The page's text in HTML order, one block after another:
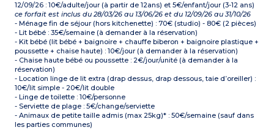
12/09/26 : 10€/adulte/jour (à partir de 12ans) et 5€/enfant/jour (3-12 ans)
ce forfait est inclus du 28/03/26 au 13/06/26 et du 12/09/26 au 31/10/26
- Ménage fin de séjour (hors kitchenette) : 70€ (studio) - 80€ (2 pièces)
- Lit bébé : 35€/semaine (à demander à la réservation)
- Kit bébé (lit bébé + baignoire + chauffe biberon + baignoire plastique +
poussette + chaise haute) : 10€/jour (à demander à la réservation)
- Chaise haute bébé ou poussette : 2€/jour/unité (à demander à la
réservation)
- Location linge de lit extra (drap dessus, drap dessous, taie d’oreiller) :
10€/lit simple - 20€/lit double
- Linge de toilette : 10€/personne
- Serviette de plage : 5€/change/serviette
- Animaux de petite taille admis (max 25kg)* : 50€/semaine (sauf dans
les parties communes)